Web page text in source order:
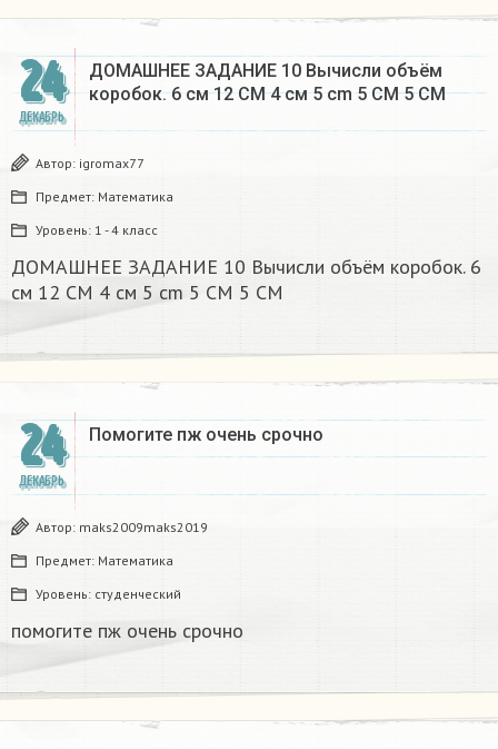
24
ДЕКАБРЬ
ДОМАШНЕЕ ЗАДАНИЕ 10 Вычисли объём
коробок. 6 см 12 CM 4 см 5 cm 5 CM 5 CM​
Автор: igromax77
Предмет: Математика
Уровень: 1 - 4 класс
ДОМАШНЕЕ ЗАДАНИЕ 10 Вычисли объём коробок. 6
см 12 CM 4 см 5 cm 5 CM 5 CM​
24
ДЕКАБРЬ
Помогите пж очень срочно​
Автор: maks2009maks2019
Предмет: Математика
Уровень: студенческий
помогите пж очень срочно​